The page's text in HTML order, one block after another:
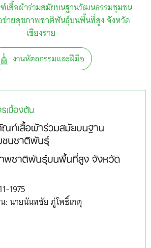
อผ้าร่วมสมัยบนฐานวัฒนธรรมชุมชน
ข่ายสุขภาพชาติพันธุ์บนพื้นที่สูง จังหวัด
เชียงราย
งานหัตถกรรมและฝีมือ
เบื้องต้น
เสื้อผ้าร่วมสมัยบนฐาน
นชาติพันธุ์
าพชาติพันธุ์บนพื้นที่สูง จังหวัด
1975
: นายนันทชัย ภู่โพธิ์เกตุ